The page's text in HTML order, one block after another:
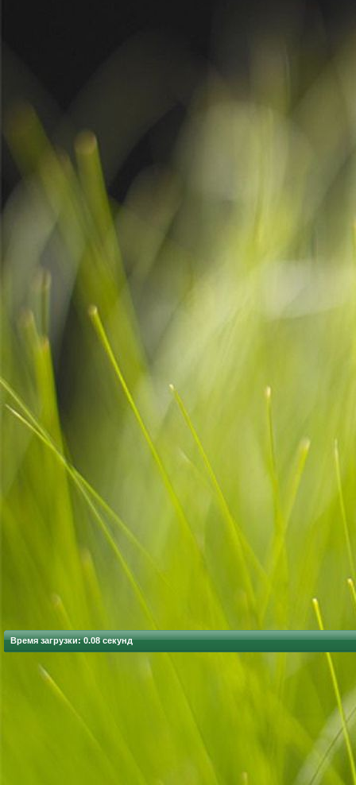
Время загрузки: 0.08 секунд